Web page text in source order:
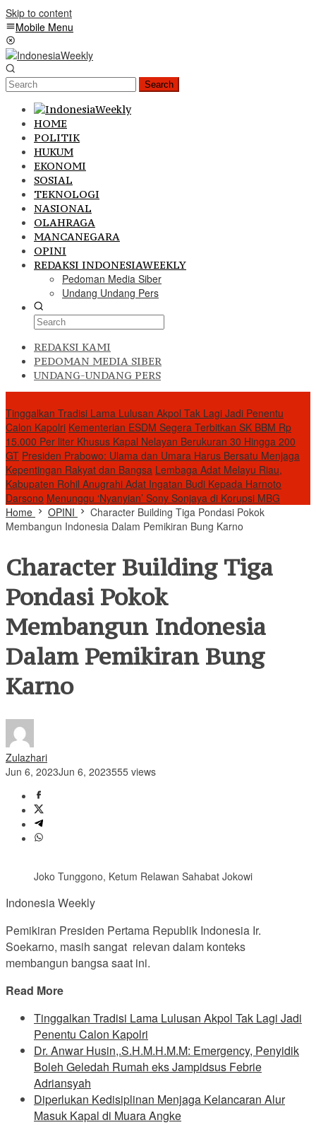
Skip to content
Mobile Menu
Search
HOME
POLITIK
HUKUM
EKONOMI
SOSIAL
TEKNOLOGI
NASIONAL
OLAHRAGA
MANCANEGARA
OPINI
REDAKSI INDONESIAWEEKLY
Pedoman Media Siber
Undang Undang Pers
REDAKSI KAMI
PEDOMAN MEDIA SIBER
UNDANG-UNDANG PERS
Tinggalkan Tradisi Lama Lulusan Akpol Tak Lagi Jadi Penentu
Calon Kapolri Kementerian ESDM Segera Terbitkan SK BBM Rp
15.000 Per liter Khusus Kapal Nelayan Berukuran 30 Hingga 200
GT Presiden Prabowo: Ulama dan Umara Harus Bersatu Menjaga
Kepentingan Rakyat dan Bangsa Lembaga Adat Melayu Riau,
Kabupaten Rohil Anugrahi Adat Ingatan Budi Kepada Harnoto
Darsono Menunggu ‘Nyanyian’ Sony Sonjaya di Korupsi MBG
Home
OPINI
Character Building Tiga Pondasi Pokok
Membangun Indonesia Dalam Pemikiran Bung Karno
Character Building Tiga
Pondasi Pokok
Membangun Indonesia
Dalam Pemikiran Bung
Karno
Zulazhari
Jun 6, 2023Jun 6, 2023555 views
Joko Tunggono, Ketum Relawan Sahabat Jokowi
Indonesia Weekly
Pemikiran Presiden Pertama Republik Indonesia Ir.
Soekarno, masih sangat relevan dalam konteks
membangun bangsa saat ini.
Read More
Tinggalkan Tradisi Lama Lulusan Akpol Tak Lagi Jadi
Penentu Calon Kapolri
Dr. Anwar Husin,.S.H.M.H.M.M: Emergency, Penyidik
Boleh Geledah Rumah eks Jampidsus Febrie
Adriansyah
Diperlukan Kedisiplinan Menjaga Kelancaran Alur
Masuk Kapal di Muara Angke